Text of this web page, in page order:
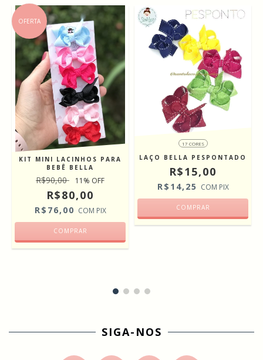
OFERTA
KIT MINI LACINHOS PARA
BEBÊ BELLA
R$90,00 11 % OFF
R$80,00
R$76,00 COM PIX
COMPRAR
17 CORES
LAÇO BELLA PESPONTADO
R$15,00
R$14,25 COM PIX
COMPRAR
SIGA-NOS